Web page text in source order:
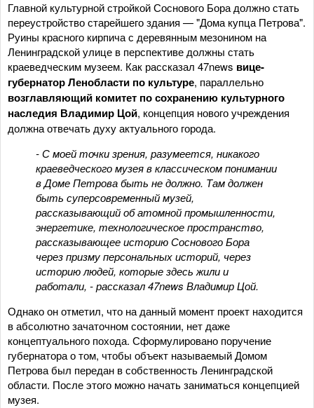
Главной культурной стройкой Соснового Бора должно стать
переустройство старейшего здания — "Дома купца Петрова".
Руины красного кирпича с деревянным мезонином на
Ленинградской улице в перспективе должны стать
краеведческим музеем. Как рассказал 47news вице-
губернатор Ленобласти по культуре, параллельно
возглавляющий комитет по сохранению культурного
наследия Владимир Цой, концепция нового учреждения
должна отвечать духу актуального города.
- С моей точки зрения, разумеется, никакого
краеведческого музея в классическом понимании
в Доме Петрова быть не должно. Там должен
быть суперсовременный музей,
рассказывающий об атомной промышленности,
энергетике, технологическое пространство,
рассказывающее историю Соснового Бора
через призму персональных историй, через
историю людей, которые здесь жили и
работали, - рассказал 47news Владимир Цой.
Однако он отметил, что на данный момент проект находится
в абсолютно зачаточном состоянии, нет даже
концептуального похода. Сформулировано поручение
губернатора о том, чтобы объект называемый Домом
Петрова был передан в собственность Ленинградской
области. После этого можно начать заниматься концепцией
музея.